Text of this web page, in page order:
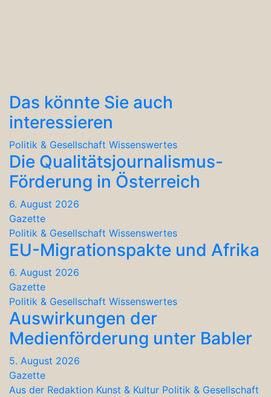
Das könnte Sie auch
interessieren
Politik & Gesellschaft Wissenswertes
Die Qualitätsjournalismus-
Förderung in Österreich
6. August 2026
Gazette
Politik & Gesellschaft Wissenswertes
EU-Migrationspakte und Afrika
6. August 2026
Gazette
Politik & Gesellschaft Wissenswertes
Auswirkungen der
Medienförderung unter Babler
5. August 2026
Gazette
Aus der Redaktion Kunst & Kultur Politik & Gesellschaft